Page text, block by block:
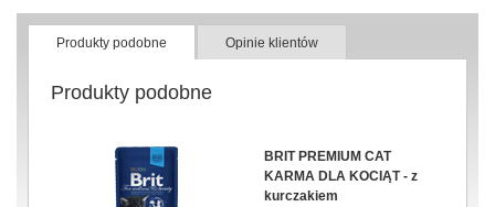
Produkty podobne Opinie klientów
Produkty podobne
BRIT PREMIUM CAT
KARMA DLA KOCIĄT - z
kurczakiem